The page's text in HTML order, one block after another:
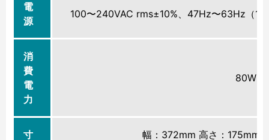
電
源
100〜240VAC rms±10%、47Hz〜63Hz（
消
費
電
力
80W（
寸
幅：372mm 高さ：175mm